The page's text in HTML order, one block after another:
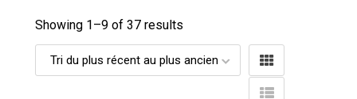
Showing 1–9 of 37 results